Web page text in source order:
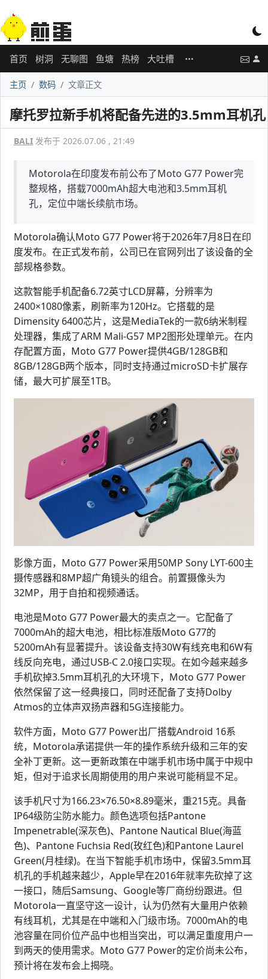
首页 树洞 无聊图 鱼塘 热榜 大吐槽
主页 数码 文章正文
摩托罗拉新手机将配备先进的3.5mm耳机孔
BALI 发布于 2026.07.06 , 21:49
Motorola在印度发布前公布了Moto G77 Power完
整规格，搭载7000mAh超大电池和3.5mm耳机
孔，定位中端长续航市场。
Motorola确认Moto G77 Power将于2026年7月8日在印
度发布。在正式发布前，公司已在官网列出了该设备的全
部规格参数。
这款智能手机配备6.72英寸LCD屏幕，分辨率为
2400×1080像素，刷新率为120Hz。它搭载的是
Dimensity 6400芯片，这是MediaTek的一款6纳米制程
处理器，集成了ARM Mali-G57 MP2图形处理单元。在内
存配置方面，Moto G77 Power提供4GB/128GB和
8GB/128GB两个版本，同时支持通过microSD卡扩展存
储，最大可扩展至1TB。
影像方面，Moto G77 Power采用50MP Sony LYT-600主
摄传感器和8MP超广角镜头的组合。前置摄像头为
32MP，用于自拍和视频通话。
电池是Moto G77 Power最大的卖点之一。它配备了
7000mAh的超大电池，相比标准版Moto G77的
5200mAh有显著提升。该设备支持30W有线充电和6W有
线反向充电，通过USB-C 2.0接口实现。在如今越来越多
手机砍掉3.5mm耳机孔的大环境下，Moto G77 Power
依然保留了这一经典接口，同时还配备了支持Dolby
Atmos的立体声双扬声器和5G连接能力。
软件方面，Moto G77 Power出厂搭载Android 16系
统，Motorola承诺提供一年的操作系统升级和三年的安
全补丁更新。这一更新政策在中端手机市场中属于中规中
矩，但对于追求长周期使用的用户来说可能稍显不足。
该手机尺寸为166.23×76.50×8.89毫米，重215克。具备
IP64级防尘防水能力。颜色选项包括Pantone
Impenetrable(深灰色)、Pantone Nautical Blue(海蓝
色)、Pantone Fuchsia Red(玫红色)和Pantone Laurel
Green(月桂绿)。在当下智能手机市场中，保留3.5mm耳
机孔的手机越来越少，Apple早在2016年就率先砍掉了这
一接口，随后Samsung、Google等厂商纷纷跟进。但
Motorola一直坚守这一设计，认为仍然有大量用户依赖
有线耳机，尤其是在中端和入门级市场。7000mAh的电
池容量在同价位产品中也相当突出，可以满足重度用户一
到两天的使用需求。Moto G77 Power的定价尚未公布，
预计将在发布会上揭晓。